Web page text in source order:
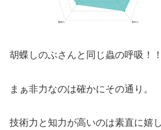
胡蝶しのぶさんと同じ蟲の呼吸！！
まぁ非力なのは確かにその通り。
技術力と知力が高いのは素直に嬉